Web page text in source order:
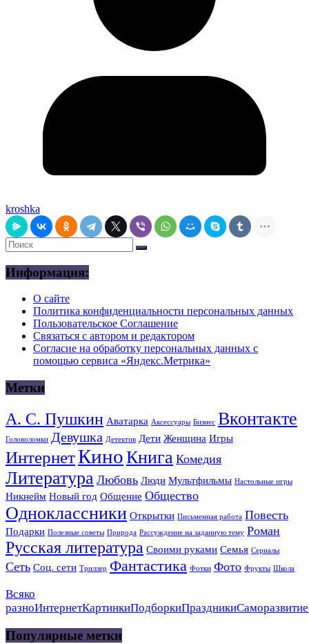
kroshka
Информация:
О сайте
Политика конфиденциальности персональных данных
Пользовательское Соглашение
Связаться с автором и редактором
Согласие на обработку персональных данных с
помощью сервиса «Яндекс.Метрика»
Метки
А. С. Пушкин Аватарка Аксессуары Бизнес Вконтакте
Головоломки Девушка Детектив Дети Женщина Игры
ИнтернетКиноКнига Комедия
Литература Любовь Люди Мультфильмы Настольные игры
Никнейм Новый год Общение Общество
Одноклассники Открытки Письменная работа Повесть
Подарки Полезные советы Природа Рассуждение на заданную тему Роман
Русская литература Своими руками Семья Сериалы
Сеть Соц. сети Триллер Фантастика Фотки Фото Фрукты Школа
Всяко
разноИнтернетКартинкиПодборкиПраздникиСаморазвитие
Популярные метки